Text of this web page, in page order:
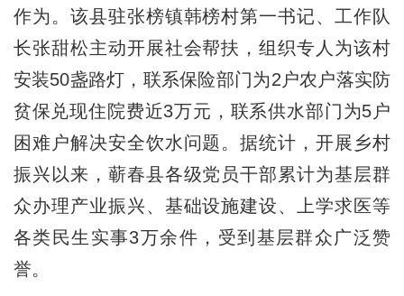
作为。该县驻张榜镇韩榜村第一书记、工作队
长张甜松主动开展社会帮扶，组织专人为该村
安装50盏路灯，联系保险部门为2户农户落实防
贫保兑现住院费近3万元，联系供水部门为5户
困难户解决安全饮水问题。据统计，开展乡村
振兴以来，蕲春县各级党员干部累计为基层群
众办理产业振兴、基础设施建设、上学求医等
各类民生实事3万余件，受到基层群众广泛赞
誉。